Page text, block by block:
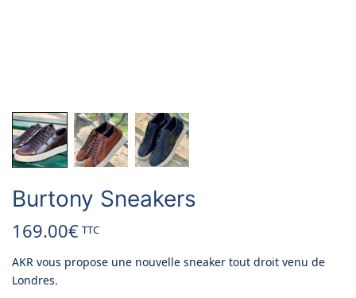
Burtony Sneakers
169.00€ TTC
AKR vous propose une nouvelle sneaker tout droit venu de
Londres.